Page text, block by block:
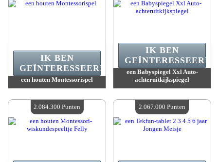
een houten Montessorispel
Beschikbare hoeveelheid :4
IK BEN
GEÏNTERESSEERD.
een Babyspiegel Xxl Auto-
achteruitkijkspiegel
Beschikbare hoeveelheid :4
IK BEN
GEÏNTERESSEERD.
2.084.300 Punten 2.067.000 Punten